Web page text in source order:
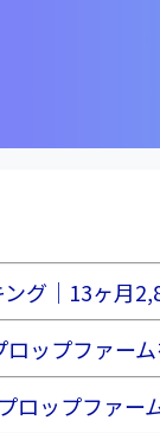
グ｜13ヶ月
ップファー
ロップファ